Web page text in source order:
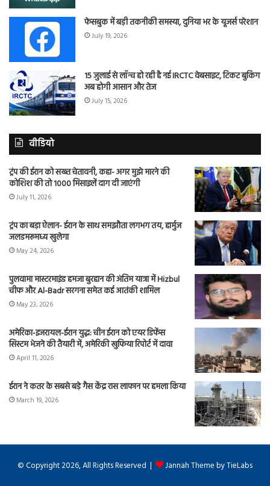
फेसबुक में बड़ी तकनीकी समस्या, दुनिया भर के यूजर्स परेशान
July 19, 2026
15 जुलाई से लॉन्च हो रही है नई IRCTC वेबसाइट, टिकट बुकिंग
अब होगी आसान और तेज
July 15, 2026
वीडियो
ट्रंप की ईरान को सख्त चेतावनी, कहा- अगर मुझे मारने की
कोशिश की तो 1000 मिसाइलें दाग दी जाएंगी
July 11, 2026
ट्रंप का बड़ा ऐलान- ईरान के साथ समझौता लगभग तय, हार्मुज
जलडमरूमध्य खुलेगा
May 24, 2026
पुलवामा मास्टरमाइंड हमजा बुरहान की अंतिम यात्रा में Hizbul
चीफ और Al-Badr सरगना समेत कई आतंकी शामिल
May 23, 2026
अमेरिका-इजरायल-ईरान युद्ध: चीन ईरान को एयर डिफेंस
सिस्टम भेजने की तैयारी में, अमेरिकी खुफिया रिपोर्ट में दावा
April 11, 2026
ईरान ने कतर के सबसे बड़े गैस केंद्र रास लाफान पर हमला किया
March 19, 2026
© Copyright 2026, All Rights Reserved | Jannah Theme by TieLabs